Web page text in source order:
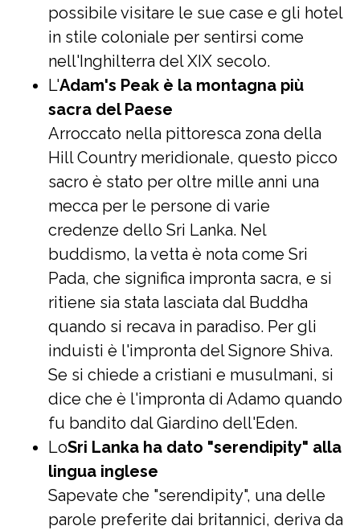
possibile visitare le sue case e gli hotel
in stile coloniale per sentirsi come
nell'Inghilterra del XIX secolo.
L'Adam's Peak è la montagna più
sacra del Paese
Arroccato nella pittoresca zona della
Hill Country meridionale, questo picco
sacro è stato per oltre mille anni una
mecca per le persone di varie
credenze dello Sri Lanka. Nel
buddismo, la vetta è nota come Sri
Pada, che significa impronta sacra, e si
ritiene sia stata lasciata dal Buddha
quando si recava in paradiso. Per gli
induisti è l'impronta del Signore Shiva.
Se si chiede a cristiani e musulmani, si
dice che è l'impronta di Adamo quando
fu bandito dal Giardino dell'Eden.
LoSri Lanka ha dato "serendipity" alla
lingua inglese
Sapevate che "serendipity", una delle
parole preferite dai britannici, deriva da